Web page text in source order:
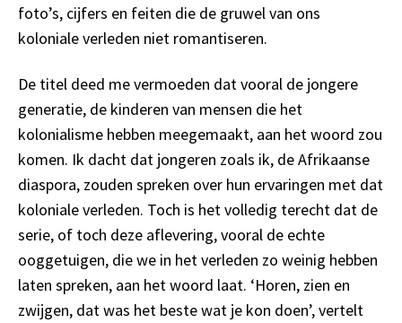
foto’s, cijfers en feiten die de gruwel van ons
koloniale verleden niet romantiseren.
De titel deed me vermoeden dat vooral de jongere
generatie, de kinderen van mensen die het
kolonialisme hebben meegemaakt, aan het woord zou
komen. Ik dacht dat jongeren zoals ik, de Afrikaanse
diaspora, zouden spreken over hun ervaringen met dat
koloniale verleden. Toch is het volledig terecht dat de
serie, of toch deze aflevering, vooral de echte
ooggetuigen, die we in het verleden zo weinig hebben
laten spreken, aan het woord laat. ‘Horen, zien en
zwijgen, dat was het beste wat je kon doen’, vertelt